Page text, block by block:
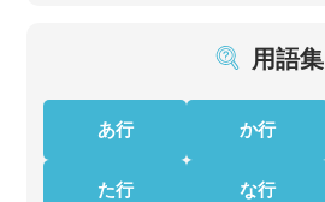
用語集
あ行 か行
た行 な行